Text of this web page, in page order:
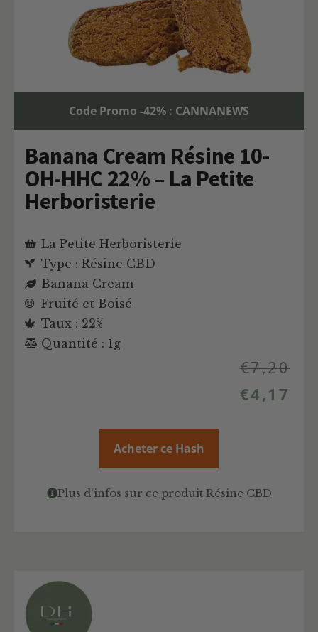
Code Promo -42% : CANNANEWS
Banana Cream Résine 10-
OH-HHC 22% – La Petite
Herboristerie
La Petite Herboristerie
Type : Résine CBD
Banana Cream
Fruité et Boisé
Taux : 22%
Quantité : 1g
€7,20
€4,17
Acheter ce Hash
Plus d'infos sur ce produit Résine CBD